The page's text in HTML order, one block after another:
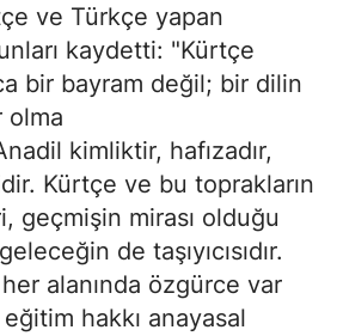
ve Türkçe yapan
kaydetti: "Kürtçe
bir bayram değil; bir dilin
olma
kimliktir, hafızadır,
Kürtçe ve bu toprakların
geçmişin mirası olduğu
de taşıyıcısıdır.
alanında özgürce var
hakkı anayasal